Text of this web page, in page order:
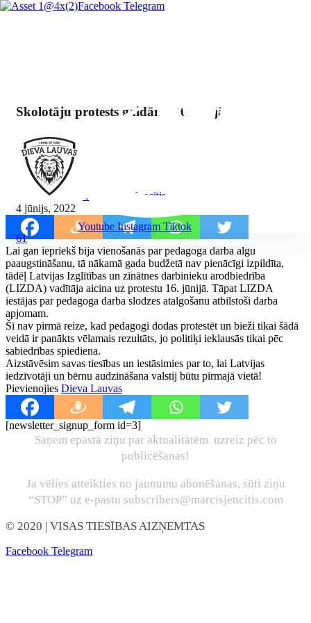
Facebook Telegram
Youtube Instagram Tiktok
Skolotāju protests gaidāms 16.jūnijā
By Mārcis Jencītis
4 jūnijs, 2022
61
Lai gan iepriekš bija vienošanās par pedagoga darba algu
paaugstināšanu, tā nākamā gada budžetā nav pienācīgi izpildīta,
tādēļ Latvijas Izglītības un zinātnes darbinieku arodbiedrība
(LIZDA) vadītāja aicina uz protestu 16. jūnijā. Tāpat LIZDA
iestājas par pedagoga darba slodzes atalgošanu atbilstoši darba
apjomam.
Šī nav pirmā reize, kad pedagogi dodas protestēt un bieži tikai šādā
veidā ir panākts vēlamais rezultāts, jo politiķi ieklausās tikai pēc
sabiedrības spiediena.
Aizstāvēsim savas tiesības un iestāsimies par to, lai Latvijas
iedzīvotāji un bērnu audzināšana valstij būtu pirmajā vietā!
Pievienojies Dieva Lauvas
[newsletter_signup_form id=3]
Saņem epastā ziņu par aktualitātēm uzreiz pēc to
publicēšanas!
Ja vēlies atteikties no jaunumu abonēšanas, sūti ziņu
“STOP” uz e-pastu subscribers@marcisjencitis.com
© 2020 | VISAS TIESĪBAS AIZŅEMTAS
Facebook Telegram